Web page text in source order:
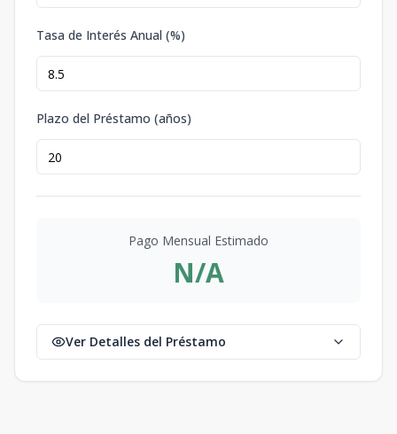
Tasa de Interés Anual (%)
Plazo del Préstamo (años)
Pago Mensual Estimado
N/A
Ver Detalles del Préstamo